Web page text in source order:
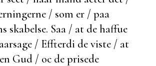
/ som er / paa
skabelse. Saa / at de haffue
/ Effterdi de viste / at
Gud / oc de prisede